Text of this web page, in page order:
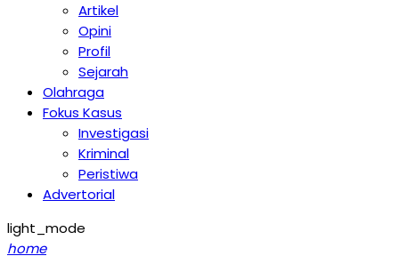
Artikel
Opini
Profil
Sejarah
Olahraga
Fokus Kasus
Investigasi
Kriminal
Peristiwa
Advertorial
light_mode
home